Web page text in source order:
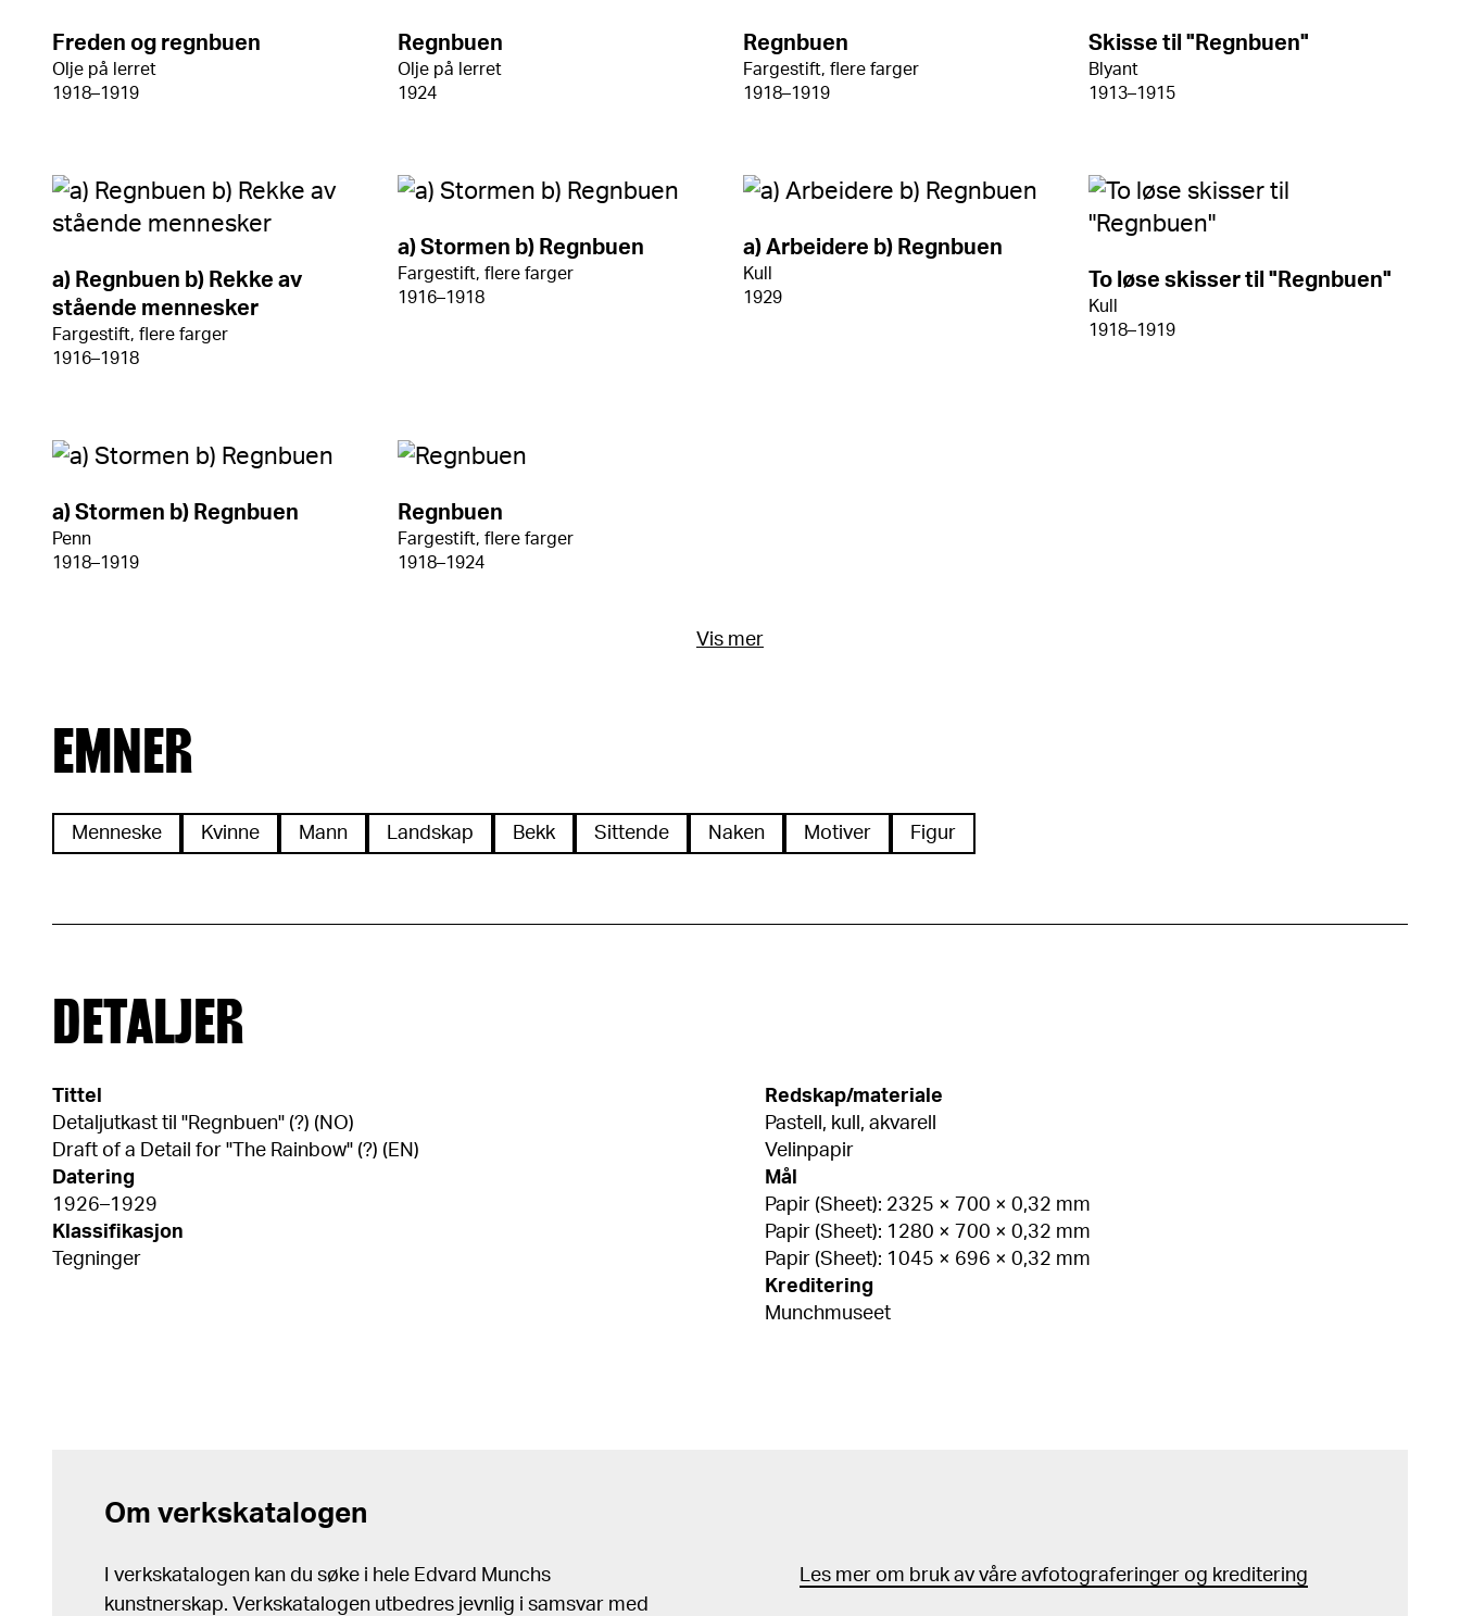
Freden og regnbuen
Olje på lerret
1918–1919
Regnbuen
Olje på lerret
1924
Regnbuen
Fargestift, flere farger
1918–1919
Skisse til "Regnbuen"
Blyant
1913–1915
a) Regnbuen b) Rekke av
stående mennesker
Fargestift, flere farger
1916–1918
a) Stormen b) Regnbuen
Fargestift, flere farger
1916–1918
a) Arbeidere b) Regnbuen
Kull
1929
To løse skisser til "Regnbuen"
Kull
1918–1919
a) Stormen b) Regnbuen
Penn
1918–1919
Regnbuen
Fargestift, flere farger
1918–1924
Vis mer
EMNER
Menneske Kvinne Mann Landskap Bekk Sittende Naken Motiver Figur
DETALJER
Tittel
Detaljutkast til "Regnbuen" (?) (NO)
Draft of a Detail for "The Rainbow" (?) (EN)
Datering
1926–1929
Klassifikasjon
Tegninger
Redskap/materiale
Pastell, kull, akvarell
Velinpapir
Mål
Papir (Sheet): 2325 × 700 × 0,32 mm
Papir (Sheet): 1280 × 700 × 0,32 mm
Papir (Sheet): 1045 × 696 × 0,32 mm
Kreditering
Munchmuseet
Om verkskatalogen
I verkskatalogen kan du søke i hele Edvard Munchs
kunstnerskap. Verkskatalogen utbedres jevnlig i samsvar med
Les mer om bruk av våre avfotograferinger og kreditering